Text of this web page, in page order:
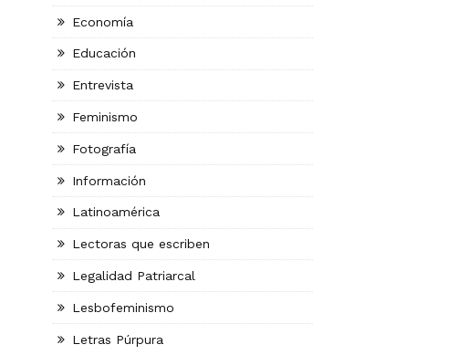
Economía
Educación
Entrevista
Feminismo
Fotografía
Información
Latinoamérica
Lectoras que escriben
Legalidad Patriarcal
Lesbofeminismo
Letras Púrpura